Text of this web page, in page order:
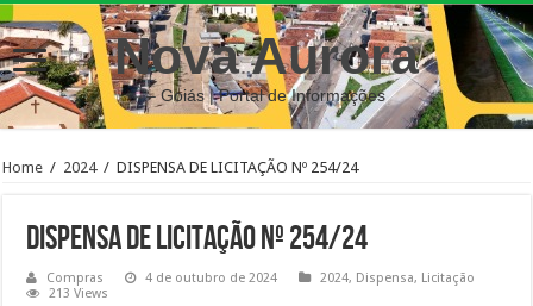
Nova Aurora
– Goiás | Portal de Informações
Home / 2024 / DISPENSA DE LICITAÇÃO Nº 254/24
DISPENSA DE LICITAÇÃO Nº 254/24
Compras 4 de outubro de 2024 2024, Dispensa, Licitação
213 Views